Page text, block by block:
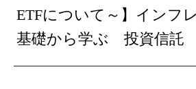
ETFについて～】インフ
基礎から学ぶ 投資信託